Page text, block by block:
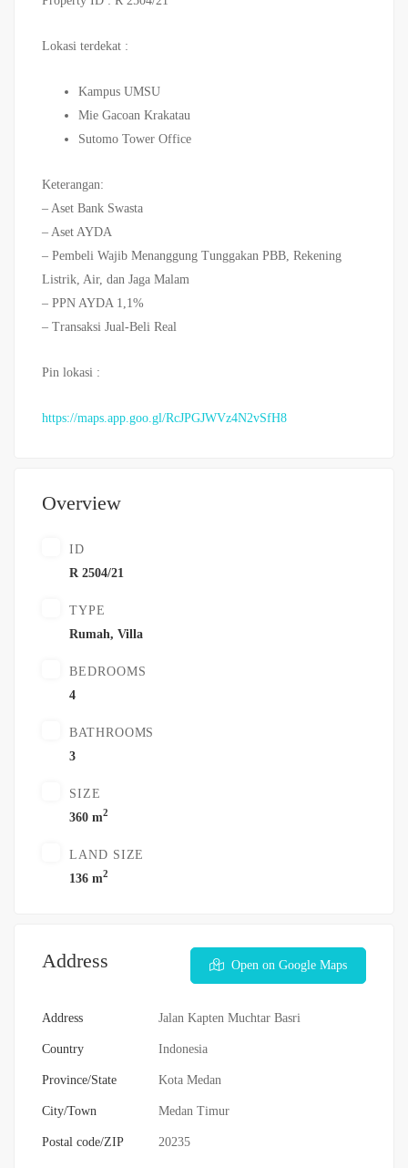
Lokasi terdekat :
Kampus UMSU
Mie Gacoan Krakatau
Sutomo Tower Office
Keterangan:
– Aset Bank Swasta
– Aset AYDA
– Pembeli Wajib Menanggung Tunggakan PBB, Rekening
Listrik, Air, dan Jaga Malam
– PPN AYDA 1,1%
– Transaksi Jual-Beli Real
Pin lokasi :
https://maps.app.goo.gl/RcJPGJWVz4N2vSfH8
Overview
ID
R 2504/21
TYPE
Rumah, Villa
BEDROOMS
4
BATHROOMS
3
SIZE
360 m2
LAND SIZE
136 m2
Address Open on Google Maps
Address Jalan Kapten Muchtar Basri
Country Indonesia
Province/State Kota Medan
City/Town Medan Timur
Postal code/ZIP 20235